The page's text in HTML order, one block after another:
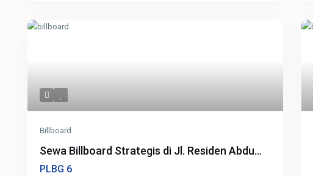
Billboard
Sewa Billboard Strategis di Jl. Residen Abdu...
PLBG 6